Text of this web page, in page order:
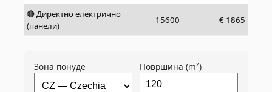
🔴 Директно електрично
(панели)
15600 € 1865
Зона понуде Површина (m²)